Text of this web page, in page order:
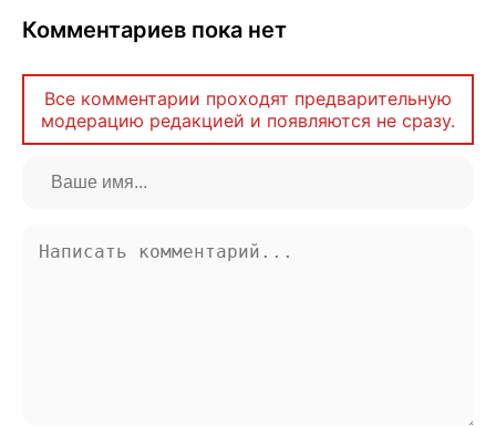
Комментариев пока нет
Все комментарии проходят предварительную
модерацию редакцией и появляются не сразу.